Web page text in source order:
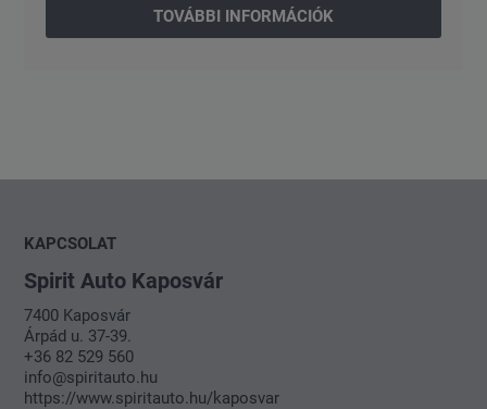
TOVÁBBI INFORMÁCIÓK
KAPCSOLAT
Spirit Auto Kaposvár
7400 Kaposvár
Árpád u. 37-39.
+36 82 529 560
info@spiritauto.hu
https://www.spiritauto.hu/kaposvar